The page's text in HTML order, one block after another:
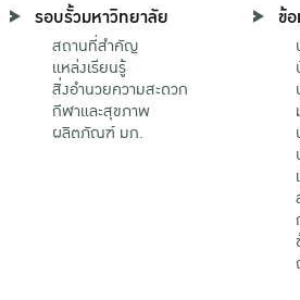
รอบรั้วมหาวิทยาลัย
สถานที่สำคัญ
แหล่งเรียนรู้
สิ่งอำนวยความสะดวก
กีฬาและสุขภาพ
ผลิตภัณฑ์ มก.
ข้